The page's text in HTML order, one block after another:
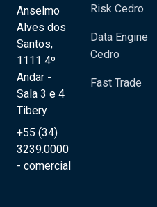
Anselmo
Alves dos
Santos,
1111 4º
Andar -
Sala 3 e 4
Tibery
+55 (34)
3239.0000
- comercial
Risk Cedro
Data Engine
Cedro
Fast Trade